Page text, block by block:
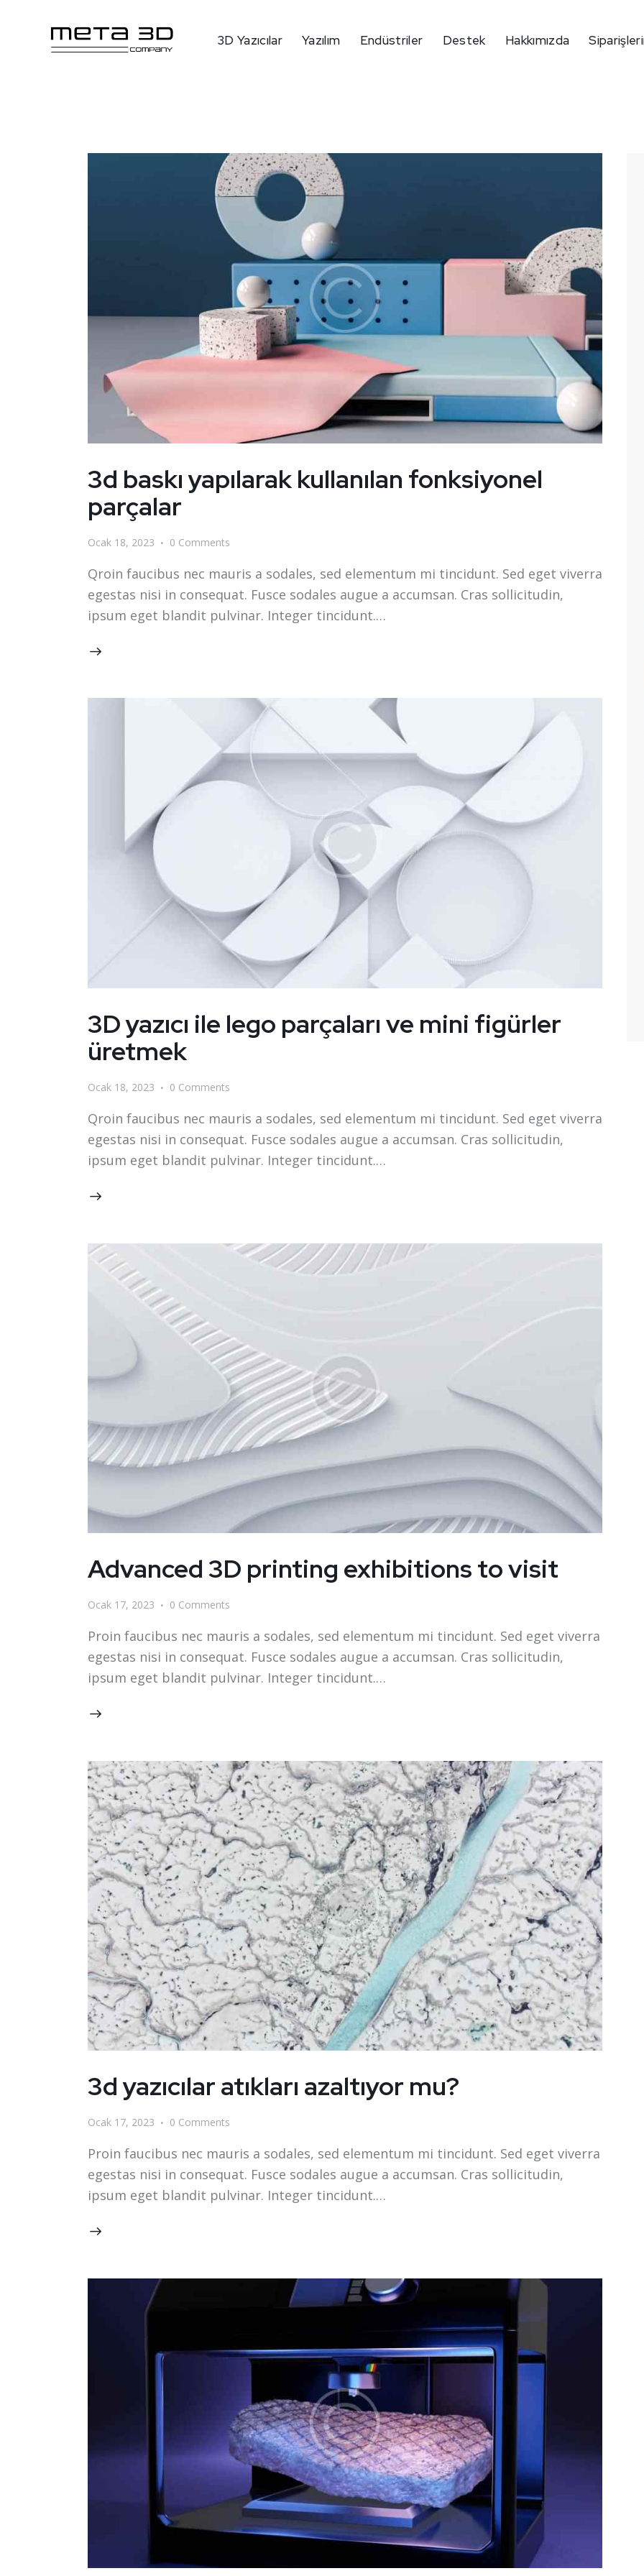
3D Yazıcılar Yazılım Endüstriler Destek Hakkımızda
3d baskı yapılarak kullanılan fonksiyonel
parçalar
Ocak 18, 2023 0 Comments
Qroin faucibus nec mauris a sodales, sed elementum mi tincidunt. Sed eget viverra
egestas nisi in consequat. Fusce sodales augue a accumsan. Cras sollicitudin,
ipsum eget blandit pulvinar. Integer tincidunt.…
3D yazıcı ile lego parçaları ve mini figürler
üretmek
Ocak 18, 2023 0 Comments
Qroin faucibus nec mauris a sodales, sed elementum mi tincidunt. Sed eget viverra
egestas nisi in consequat. Fusce sodales augue a accumsan. Cras sollicitudin,
ipsum eget blandit pulvinar. Integer tincidunt.…
Advanced 3D printing exhibitions to visit
Ocak 17, 2023 0 Comments
Proin faucibus nec mauris a sodales, sed elementum mi tincidunt. Sed eget viverra
egestas nisi in consequat. Fusce sodales augue a accumsan. Cras sollicitudin,
ipsum eget blandit pulvinar. Integer tincidunt.…
3d yazıcılar atıkları azaltıyor mu?
Ocak 17, 2023 0 Comments
Proin faucibus nec mauris a sodales, sed elementum mi tincidunt. Sed eget viverra
egestas nisi in consequat. Fusce sodales augue a accumsan. Cras sollicitudin,
ipsum eget blandit pulvinar. Integer tincidunt.…